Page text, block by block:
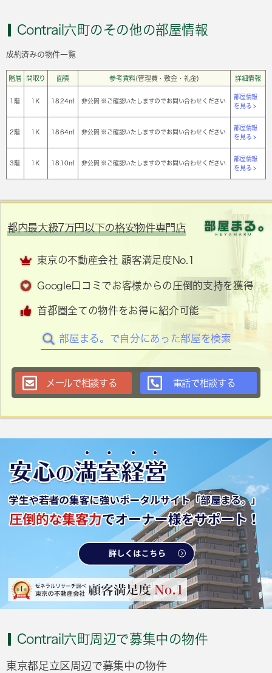
Contrail六町のその他の部屋情報
成約済みの物件一覧
階層 間取り 面積 参考賃料(管理費・敷金・礼金) 詳細情報
1階 1Ｋ 18.24㎡ 非公開 ※ご確認いたしますのでお問い合わせください
部屋情報
を見る >
2階 1Ｋ 18.64㎡ 非公開 ※ご確認いたしますのでお問い合わせください
部屋情報
を見る >
3階 1Ｋ 18.10㎡ 非公開 ※ご確認いたしますのでお問い合わせください
部屋情報
を見る >
都内最大級7万円以下の格安物件専門店
東京の不動産会社 顧客満足度No.1
Google口コミでお客様からの圧倒的支持を獲得
首都圏全ての物件をお得に紹介可能
部屋まる。で自分にあった部屋を検索
メールで相談する 電話で相談する
Contrail六町周辺で募集中の物件
東京都足立区周辺で募集中の物件